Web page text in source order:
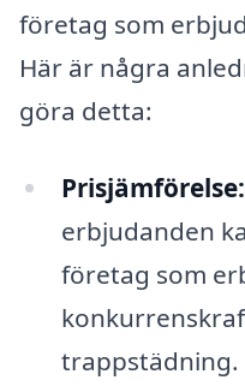
företag som
Här är några
göra detta:
Prisjämförelse:
erbjudanden
företag som
trappstädning.